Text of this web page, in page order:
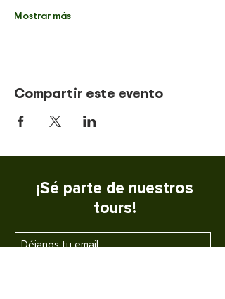
Mostrar más
Compartir este evento
¡Sé parte de nuestros
tours!